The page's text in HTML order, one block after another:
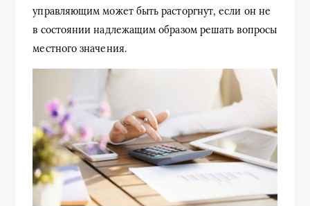
управляющим может быть расторгнут, если он не
в состоянии надлежащим образом решать вопросы
местного значения.